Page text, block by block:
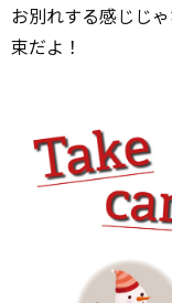
お別れする感じじ
束だよ！